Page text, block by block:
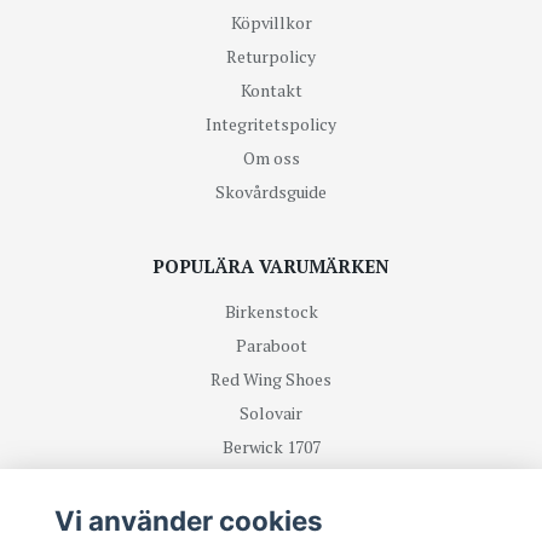
Köpvillkor
Returpolicy
Kontakt
Integritetspolicy
Om oss
Skovårdsguide
POPULÄRA VARUMÄRKEN
Birkenstock
Paraboot
Red Wing Shoes
Solovair
Berwick 1707
Vi använder cookies